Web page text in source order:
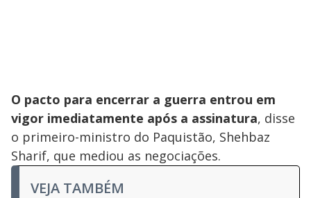
O pacto para encerrar a guerra entrou em
vigor imediatamente após a assinatura, disse
o primeiro-ministro do Paquistão, Shehbaz
Sharif, que mediou as negociações.
VEJA TAMBÉM